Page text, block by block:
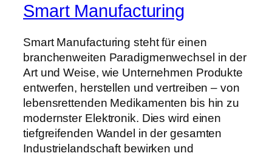
Smart Manufacturing
Smart Manufacturing steht für einen
branchenweiten Paradigmenwechsel in der
Art und Weise, wie Unternehmen Produkte
entwerfen, herstellen und vertreiben – von
lebensrettenden Medikamenten bis hin zu
modernster Elektronik. Dies wird einen
tiefgreifenden Wandel in der gesamten
Industrielandschaft bewirken und